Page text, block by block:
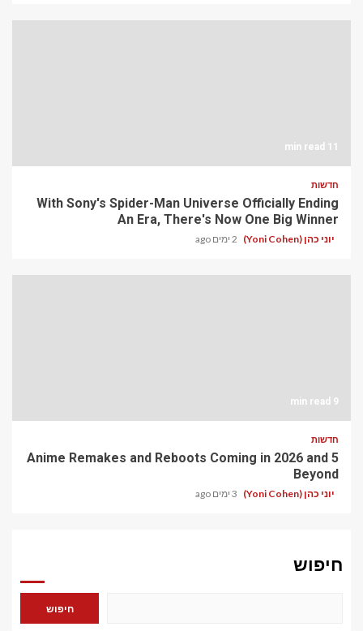
11 min read
חדשות
With Sony's Spider-Man Universe Officially Ending
An Era, There's Now One Big Winner
יוני כהן (Yoni Cohen) 2 ימים ago
9 min read
חדשות
5 Anime Remakes and Reboots Coming in 2026 and
Beyond
יוני כהן (Yoni Cohen) 3 ימים ago
חיפוש
חיפוש